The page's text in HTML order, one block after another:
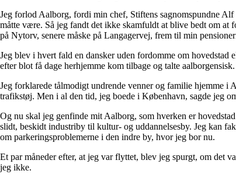
Jeg forlod Aalborg, fordi min chef, Stiftens sagnomspundne
måtte være. Så jeg fandt det ikke skamfuldt at blive bedt om
på Nytorv, senere måske på Langagervej, frem til min
Jeg blev i hvert fald en dansker uden fordomme om
efter blot få dage herhjemme kom tilbage og talte
Jeg forklarede tålmodigt undrende venner og familie hjemme i
trafikstøj. Men i al den tid, jeg boede i København, sagde jeg
Og nu skal jeg genfinde mit Aalborg, som hverken er
slidt, beskidt industriby til kultur- og uddannelsesby. Jeg kan
om parkeringsproblemerne i den indre by, hvor jeg bor nu.
Et par måneder efter, at jeg var flyttet, blev jeg spurgt, om det
jeg ikke.